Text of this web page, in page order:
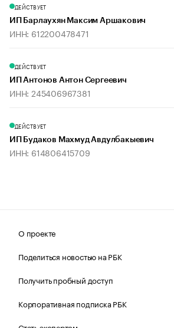
ДЕЙСТВУЕТ
ИП Барлаухян Максим Аршакович
ИНН: 612200478471
ДЕЙСТВУЕТ
ИП Антонов Антон Сергеевич
ИНН: 245406967381
ДЕЙСТВУЕТ
ИП Будаков Махмуд Авдулбакыевич
ИНН: 614806415709
О проекте
Поделиться новостью на РБК
Получить пробный доступ
Корпоративная подписка РБК